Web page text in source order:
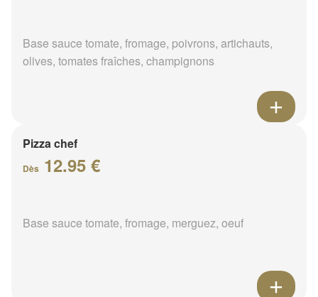
Base sauce tomate, fromage, poivrons, artichauts,
olives, tomates fraîches, champignons
Pizza chef
Dès 12.95 €
Base sauce tomate, fromage, merguez, oeuf